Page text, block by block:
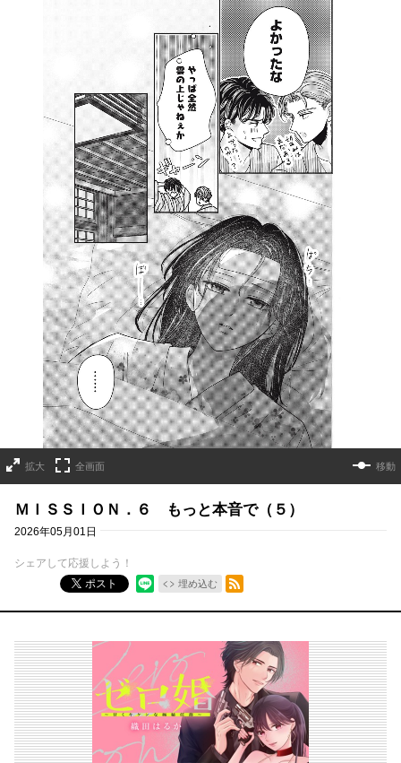
拡大 全画面 移動
ＭＩＳＳＩＯＮ．６ もっと本音で（５）
2026年05月01日
シェアして応援しよう！
ポスト
埋め込む
RSSフィード